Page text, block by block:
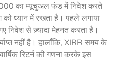
का म्यूचुअल फंड में निवेश करते
को ध्यान में रखता है। पहले लगाया
निवेश से ज़्यादा मेहनत करता है।
नहीं है। हालाँकि, XIRR समय के
रिटर्न की गणना करके इस